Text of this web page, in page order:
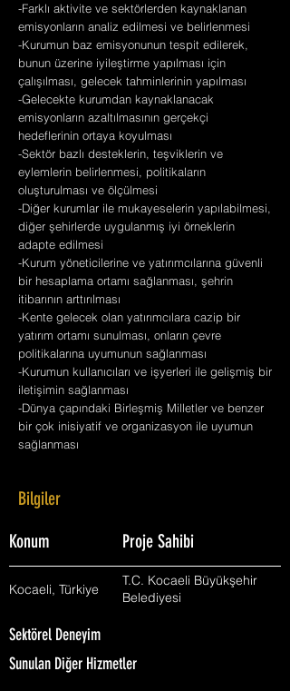
-Farklı aktivite ve sektörlerden kaynaklanan
emisyonların analiz edilmesi ve belirlenmesi
-Kurumun baz emisyonunun tespit edilerek,
bunun üzerine iyileştirme yapılması için
çalışılması, gelecek tahminlerinin yapılması
-Gelecekte kurumdan kaynaklanacak
emisyonların azaltılmasının gerçekçi
hedeflerinin ortaya koyulması
-Sektör bazlı desteklerin, teşviklerin ve
eylemlerin belirlenmesi, politikaların
oluşturulması ve ölçülmesi
-Diğer kurumlar ile mukayeselerin yapılabilmesi,
diğer şehirlerde uygulanmış iyi örneklerin
adapte edilmesi
-Kurum yöneticilerine ve yatırımcılarına güvenli
bir hesaplama ortamı sağlanması, şehrin
itibarının arttırılması
-Kente gelecek olan yatırımcılara cazip bir
yatırım ortamı sunulması, onların çevre
politikalarına uyumunun sağlanması
-Kurumun kullanıcıları ve işyerleri ile gelişmiş bir
iletişimin sağlanması
-Dünya çapındaki Birleşmiş Milletler ve benzer
bir çok inisiyatif ve organizasyon ile uyumun
sağlanması
Bilgiler
Konum Proje Sahibi
Kocaeli, Türkiye
T.C. Kocaeli Büyükşehir
Belediyesi
Sektörel Deneyim
Sunulan Diğer Hizmetler